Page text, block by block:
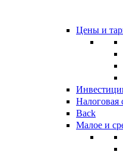
Цены и
Налоговая
Back
Малое и